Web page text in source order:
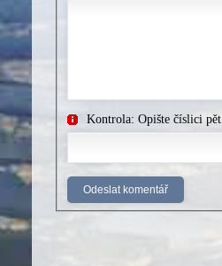
Kontrola: Opište číslici pět